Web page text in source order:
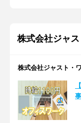
株式会社ジャ
株式会社ジャスト・